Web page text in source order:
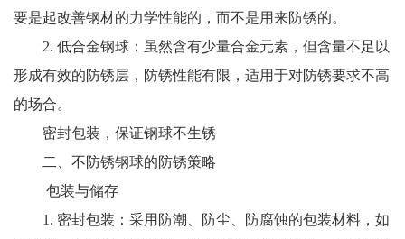
要是起改善钢材的力学性能的，而不是用来防锈的。
2. 低合金钢球：虽然含有少量合金元素，但含量不足以
形成有效的防锈层，防锈性能有限，适用于对防锈要求不高
的场合。
密封包装，保证钢球不生锈
二、不防锈钢球的防锈策略
包装与储存
1. 密封包装：采用防潮、防尘、防腐蚀的包装材料，如